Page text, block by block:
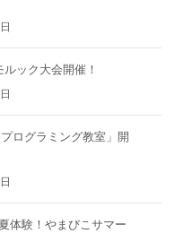
ック大会開催！
ログラミング教室」開
体験！やまびこサマー